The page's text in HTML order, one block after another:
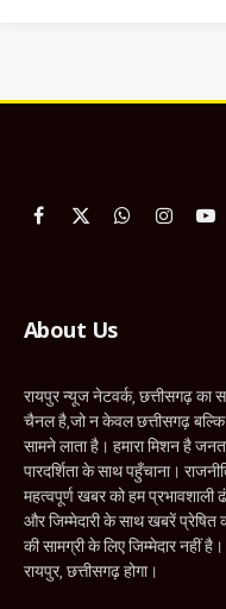
Facebook
X
WhatsApp
About Us
रायपुर न्यूज नेटवर्क, छत्तीसगढ़ का
चैनल है,जो न केवल छत्तीसगढ़
सामने लाता है। हमारा मिशन है
पारदर्शिता के साथ पहुँचाना।
महत्वपूर्ण खबर को हम
और जिम्मेदारी के साथ खबरें
की सामग्री के लिए जिम्मेदार नहीं
रायपुर, छत्तीसगढ़ होगा।